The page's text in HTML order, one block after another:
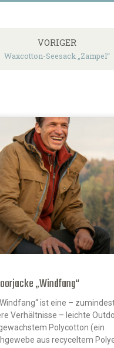
VORIGER
Waxcotton-Seesack „Zampel“
„Windfang“
ist eine –
Verhältnisse – leichte
Polycotton (ein
aus recyceltem